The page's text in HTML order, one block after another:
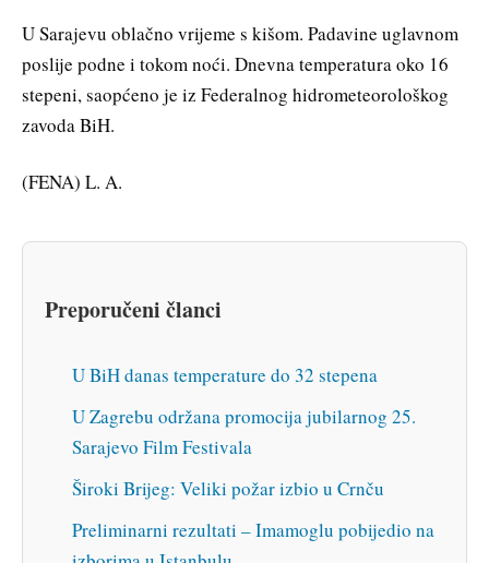
U Sarajevu oblačno vrijeme s kišom. Padavine uglavnom
poslije podne i tokom noći. Dnevna temperatura oko 16
stepeni, saopćeno je iz Federalnog hidrometeorološkog
zavoda BiH.
(FENA) L. A.
Preporučeni članci
U BiH danas temperature do 32 stepena
U Zagrebu održana promocija jubilarnog 25.
Sarajevo Film Festivala
Široki Brijeg: Veliki požar izbio u Crnču
Preliminarni rezultati – Imamoglu pobijedio na